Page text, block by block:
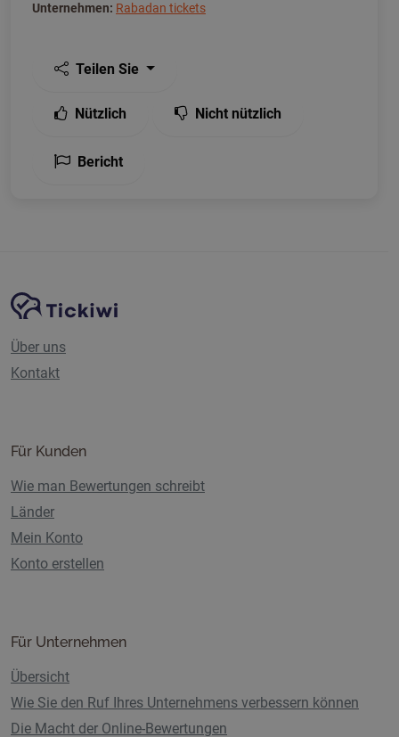
Unternehmen: Rabadan tickets
Teilen Sie
Nützlich Nicht nützlich
Bericht
Website-Navigation
Tickiwi-Plattform
Über uns
Kontakt
Für Kunden
Wie man Bewertungen schreibt
Länder
Mein Konto
Konto erstellen
Für Unternehmen
Übersicht
Wie Sie den Ruf Ihres Unternehmens verbessern können
Die Macht der Online-Bewertungen